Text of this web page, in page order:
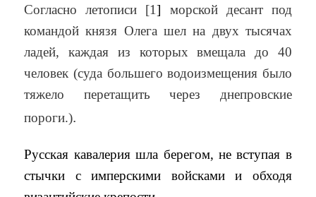
Согласно летописи [1] морской десант под
командой князя Олега шел на двух тысячах
ладей, каждая из которых вмещала до 40
человек (суда большего водоизмещения было
тяжело перетащить через днепровские
пороги.).
Русская кавалерия шла берегом, не вступая в
стычки с имперскими войсками и обходя